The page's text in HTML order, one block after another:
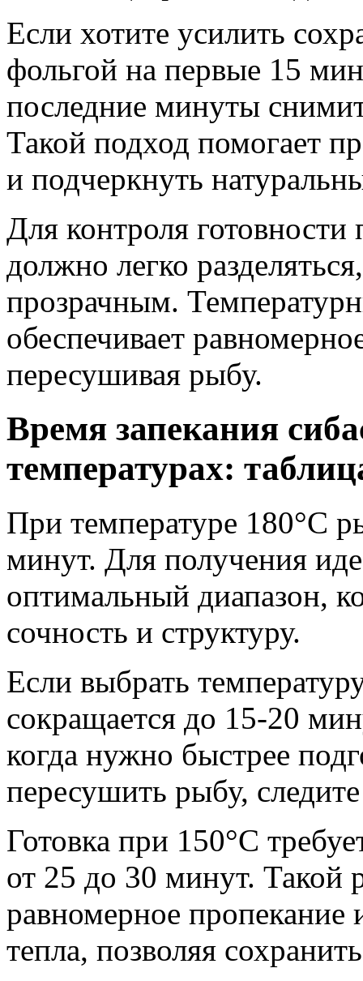
Если хотите усилить
фольгой на первые 15
последние минуты
Такой подход помогает
и подчеркнуть
Для контроля
должно легко
прозрачным.
обеспечивает
пересушивая рыбу.
Время запекания
температурах:
При температуре 180°C
минут. Для получения
оптимальный диапазон,
сочность и структуру.
Если выбрать
сокращается до 15-20
когда нужно быстрее
пересушить рыбу,
Готовка при 150°C
от 25 до 30 минут. Такой
равномерное пропекание
тепла, позволяя